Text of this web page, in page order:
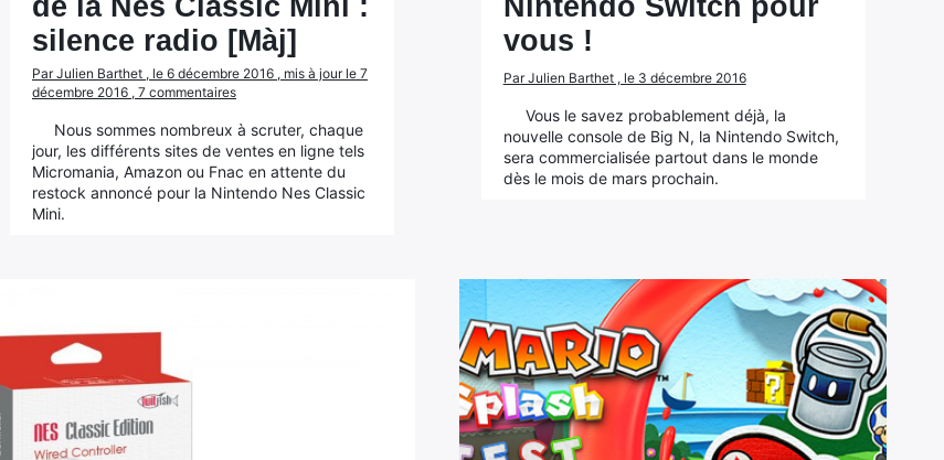
de la Nes Classic Mini :
silence radio [Màj]
Par Julien Barthet , le 6 décembre 2016 , mis à jour le 7
décembre 2016 , 7 commentaires
Nous sommes nombreux à scruter, chaque
jour, les différents sites de ventes en ligne tels
Micromania, Amazon ou Fnac en attente du
restock annoncé pour la Nintendo Nes Classic
Mini.
Nintendo Switch pour
vous !
Par Julien Barthet , le 3 décembre 2016
Vous le savez probablement déjà, la
nouvelle console de Big N, la Nintendo Switch,
sera commercialisée partout dans le monde
dès le mois de mars prochain.